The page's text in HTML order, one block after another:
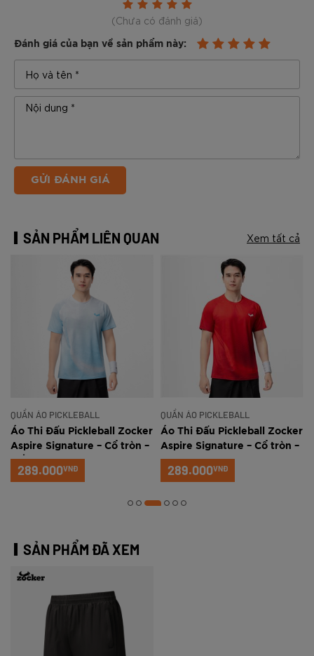
(Chưa có đánh giá)
Đánh giá của bạn về sản phẩm này:
GỬI ĐÁNH GIÁ
SẢN PHẨM LIÊN QUAN Xem tất cả
QUẦN ÁO PICKLEBALL
Áo Thi Đấu Pickleball Zocker
Aspire Signature – Cổ tròn –
Trắng xanh
289.000VNĐ
QUẦN ÁO PICKLEBALL
Áo Thi Đấu Pickleball Zocker
Aspire Signature – Cổ tròn –
Đỏ
289.000VNĐ
SẢN PHẨM ĐÃ XEM